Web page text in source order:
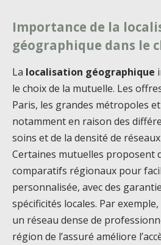
Importance de la
géographique dans le
La localisation géographique
le choix de la mutuelle. Les
Paris, les grandes métropoles
notamment en raison des
soins et de la densité de
Certaines mutuelles proposent
comparatifs régionaux pour
personnalisée, avec des
spécificités locales. Par
un réseau dense de
région de l’assuré améliore